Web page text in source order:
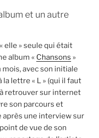
et un autre
elle » seule qui était
album « Chansons »
avec son initiale
lettre « L » (qui il faut
retrouver sur internet
son parcours et
après une interview sur
de vue de son